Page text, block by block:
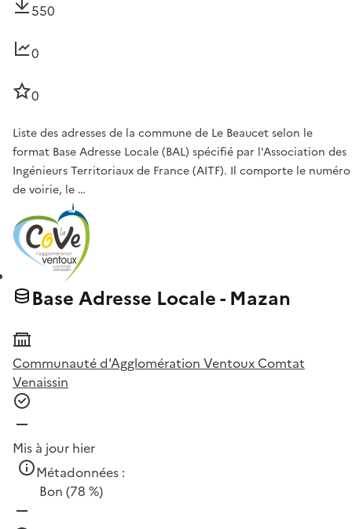
550
0
0
Liste des adresses de la commune de Le Beaucet selon le
format Base Adresse Locale (BAL) spécifié par l'Association des
Ingénieurs Territoriaux de France (AITF). Il comporte le numéro
de voirie, le …
Base Adresse Locale - Mazan
Communauté d'Agglomération Ventoux Comtat
Venaissin
Mis à jour hier
Métadonnées :
Bon (78 %)